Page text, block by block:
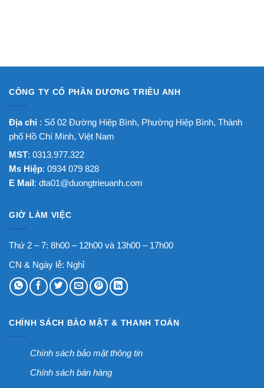
CÔNG TY CỔ PHẦN DƯƠNG TRIỀU ANH
Địa chỉ : Số 02 Đường Hiệp Bình, Phường Hiệp Bình, Thành
phố Hồ Chí Minh, Việt Nam
MST: 0313.977.322
Ms Hiệp: 0934 079 828
E Mail: dta01@duongtrieuanh.com
GIỜ LÀM VIỆC
Thứ 2 – 7: 8h00 – 12h00 và 13h00 – 17h00
CN & Ngày lễ: Nghỉ
CHÍNH SÁCH BẢO MẬT & THANH TOÁN
Chính sách bảo mật thông tin
Chính sách bán hàng